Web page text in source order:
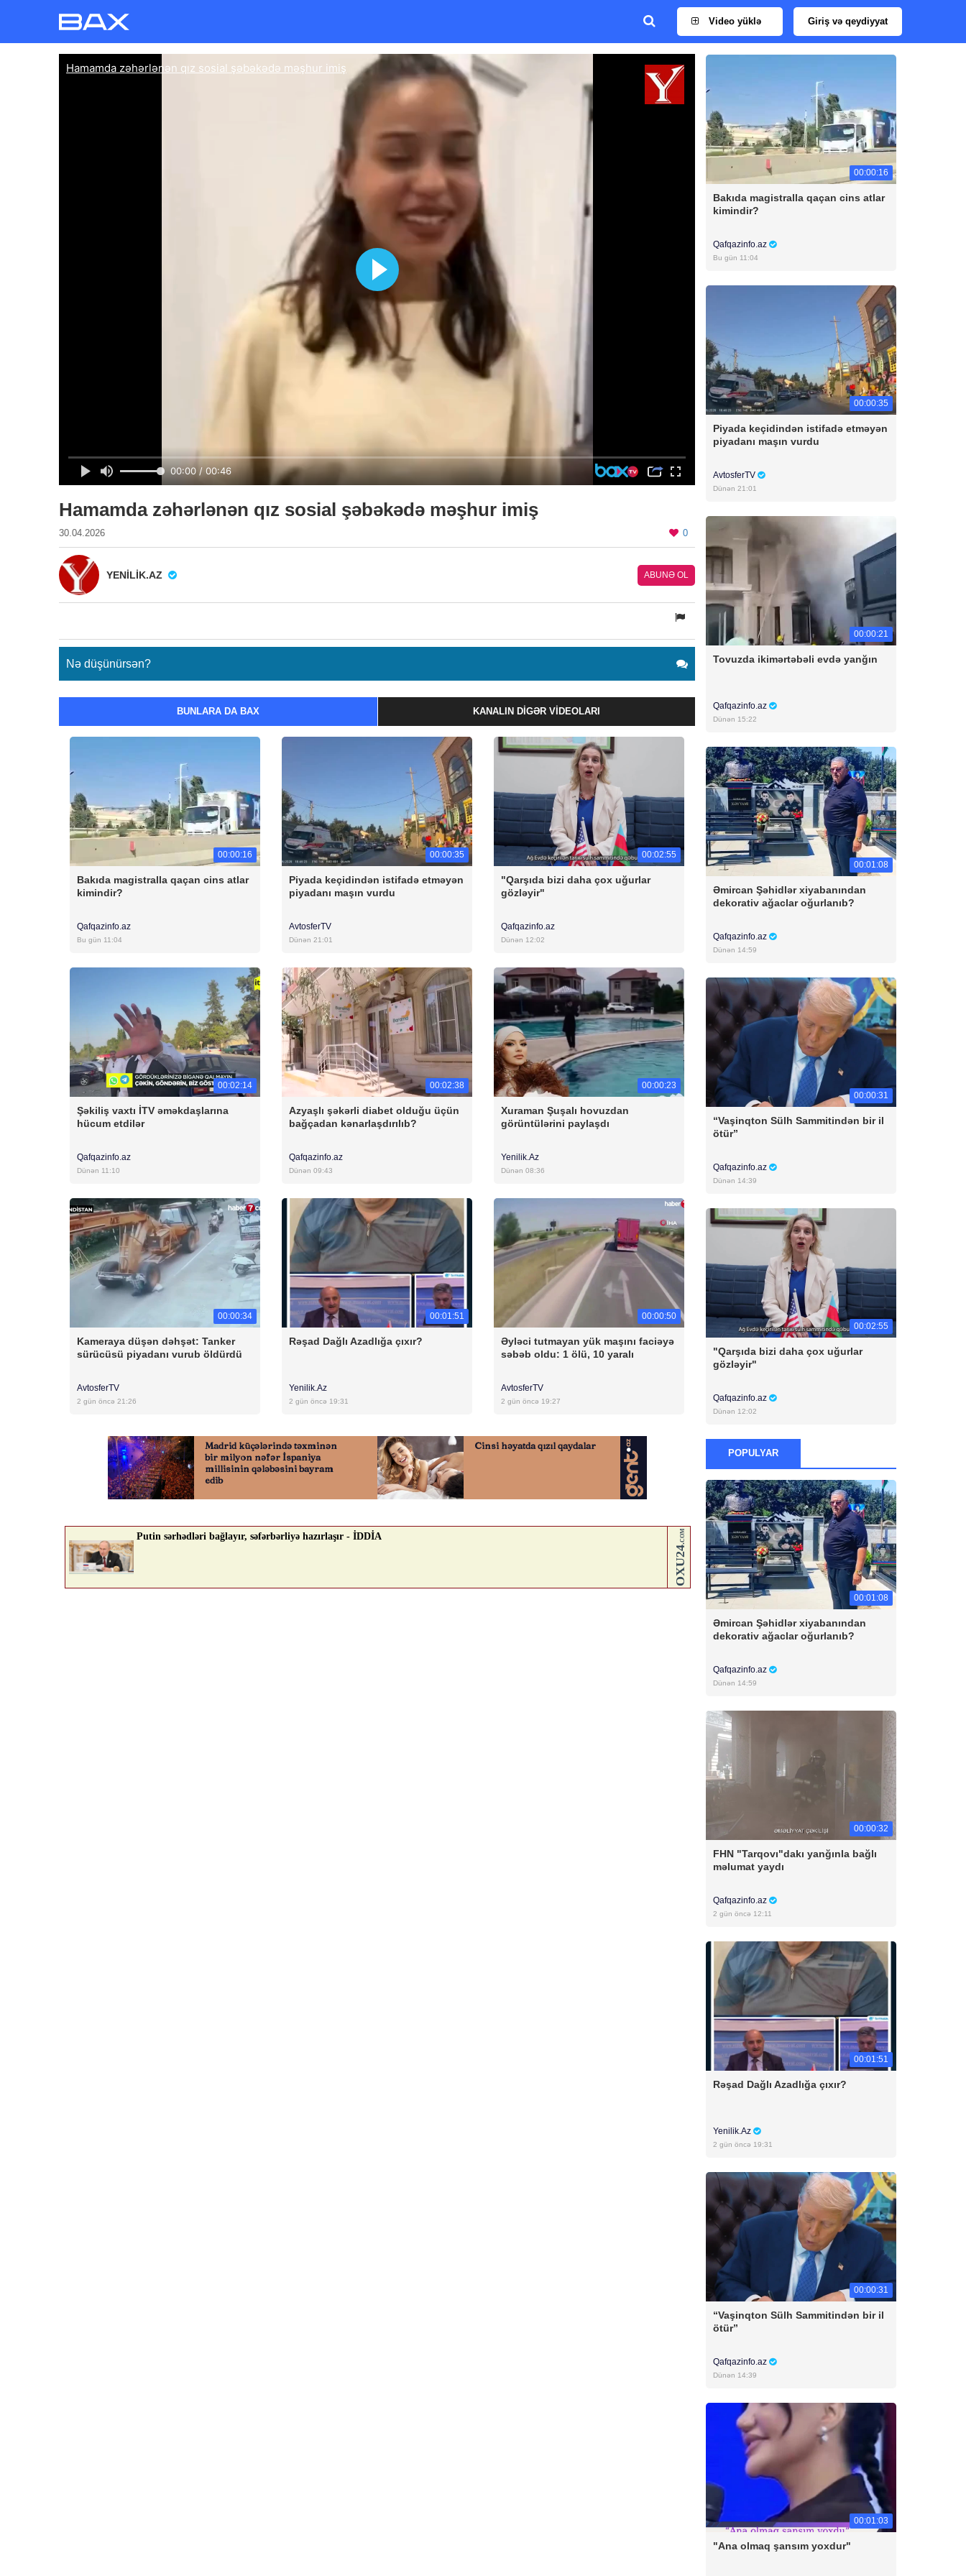
Video yüklə Giriş və qeydiyyat
Hamamda zəhərlənən qız sosial şəbəkədə məşhur imiş
30.04.2026 0
YENILIK.AZ ABUNƏ OL
Nə düşünürsən?
BUNLARA DA BAX KANALIN DIGƏR VIDEOLARI
00:00:16
Bakıda magistralla qaçan cins atlar
kimindir?
Qafqazinfo.az
Bu gün 11:04
00:00:35
Piyada keçidindən istifadə etməyən
piyadanı maşın vurdu
AvtosferTV
Dünən 21:01
00:02:55
"Qarşıda bizi daha çox uğurlar
gözləyir"
Qafqazinfo.az
Dünən 12:02
00:02:14
Şəkiliş vaxtı İTV əməkdaşlarına
hücum etdilər
Qafqazinfo.az
Dünən 11:10
00:02:38
Azyaşlı şəkərli diabet olduğu üçün
bağçadan kənarlaşdırılıb?
Qafqazinfo.az
Dünən 09:43
00:00:23
Xuraman Şuşalı hovuzdan
görüntülərini paylaşdı
Yenilik.Az
Dünən 08:36
00:00:34
Kameraya düşən dəhşət: Tanker
sürücüsü piyadanı vurub öldürdü
AvtosferTV
2 gün öncə 21:26
00:01:51
Rəşad Dağlı Azadlığa çıxır?
Yenilik.Az
2 gün öncə 19:31
00:00:50
Əyləci tutmayan yük maşını faciəyə
səbəb oldu: 1 ölü, 10 yaralı
AvtosferTV
2 gün öncə 19:27
00:00:16
Bakıda magistralla qaçan cins atlar
kimindir?
Qafqazinfo.az
Bu gün 11:04
00:00:35
Piyada keçidindən istifadə etməyən
piyadanı maşın vurdu
AvtosferTV
Dünən 21:01
00:00:21
Tovuzda ikimərtəbəli evdə yanğın
Qafqazinfo.az
Dünən 15:22
00:01:08
Əmircan Şəhidlər xiyabanından
dekorativ ağaclar oğurlanıb?
Qafqazinfo.az
Dünən 14:59
00:00:31
“Vaşinqton Sülh Sammitindən bir il
ötür”
Qafqazinfo.az
Dünən 14:39
00:02:55
"Qarşıda bizi daha çox uğurlar
gözləyir"
Qafqazinfo.az
Dünən 12:02
POPULYAR
00:01:08
Əmircan Şəhidlər xiyabanından
dekorativ ağaclar oğurlanıb?
Qafqazinfo.az
Dünən 14:59
00:00:32
FHN "Tarqovı"dakı yanğınla bağlı
məlumat yaydı
Qafqazinfo.az
2 gün öncə 12:11
00:01:51
Rəşad Dağlı Azadlığa çıxır?
Yenilik.Az
2 gün öncə 19:31
00:00:31
“Vaşinqton Sülh Sammitindən bir il
ötür”
Qafqazinfo.az
Dünən 14:39
00:01:03
"Ana olmaq şansım yoxdur"